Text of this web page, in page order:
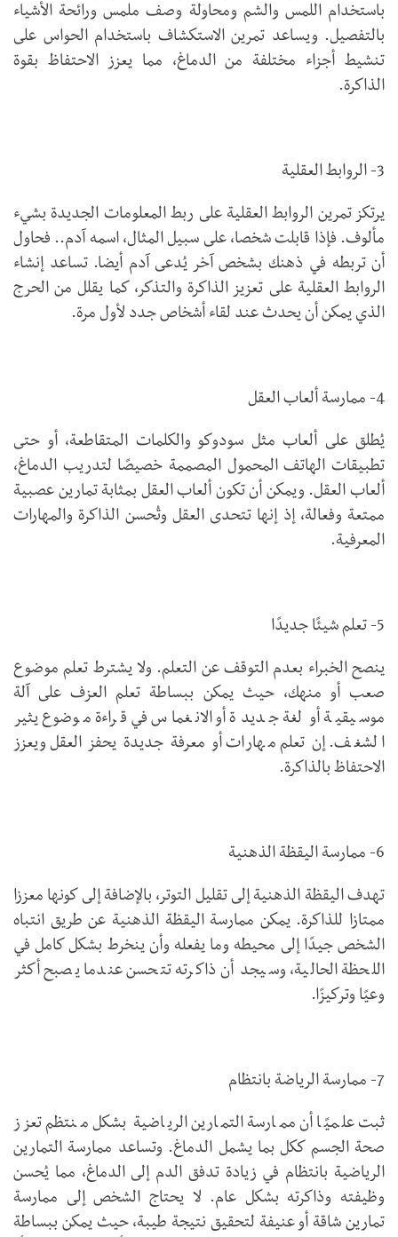
باستخدام اللمس والشم ومحاولة وصف ملمس ورائحة الأشياء
بالتفصيل. ويساعد تمرين الاستكشاف باستخدام الحواس على
تنشيط أجزاء مختلفة من الدماغ، مما يعزز الاحتفاظ بقوة
الذاكرة.
3- الروابط العقلية
يرتكز تمرين الروابط العقلية على ربط المعلومات الجديدة بشيء
مألوف. فإذا قابلت شخصا، على سبيل المثال، اسمه آدم.. فحاول
أن تربطه في ذهنك بشخص آخر يُدعى آدم أيضا. تساعد إنشاء
الروابط العقلية على تعزيز الذاكرة والتذكر، كما يقلل من الحرج
الذي يمكن أن يحدث عند لقاء أشخاص جدد لأول مرة.
4- ممارسة ألعاب العقل
يُطلق على ألعاب مثل سودوكو والكلمات المتقاطعة، أو حتى
تطبيقات الهاتف المحمول المصممة خصيصًا لتدريب الدماغ،
ألعاب العقل. ويمكن أن تكون ألعاب العقل بمثابة تمارين عصبية
ممتعة وفعالة، إذ إنها تتحدى العقل وتُحسن الذاكرة والمهارات
المعرفية.
5- تعلم شيئًا جديدًا
ينصح الخبراء بعدم التوقف عن التعلم. ولا يشترط تعلم موضوع
صعب أو منهك، حيث يمكن ببساطة تعلم العزف على آلة
موسيقية أو لغة جديدة أو الانغماس في قراءة موضوع يثير
الشغف. إن تعلم مهارات أو معرفة جديدة يحفز العقل ويعزز
الاحتفاظ بالذاكرة.
6- ممارسة اليقظة الذهنية
تهدف اليقظة الذهنية إلى تقليل التوتر، بالإضافة إلى كونها معززا
ممتازا للذاكرة. يمكن ممارسة اليقظة الذهنية عن طريق انتباه
الشخص جيدًا إلى محيطه وما يفعله وأن ينخرط بشكل كامل في
اللحظة الحالية، وسيجد أن ذاكرته تتحسن عندما يصبح أكثر
وعيًا وتركيزًا.
7- ممارسة الرياضة بانتظام
ثبت علميًا أن ممارسة التمارين الرياضية بشكل منتظم تعزز
صحة الجسم ككل بما يشمل الدماغ. وتساعد ممارسة التمارين
الرياضية بانتظام في زيادة تدفق الدم إلى الدماغ، مما يُحسن
وظيفته وذاكرته بشكل عام. لا يحتاج الشخص إلى ممارسة
تمارين شاقة أو عنيفة لتحقيق نتيجة طيبة، حيث يمكن ببساطة